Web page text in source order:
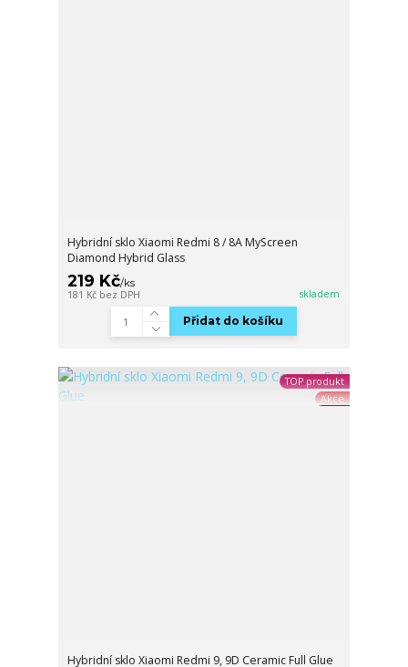
Hybridní sklo Xiaomi Redmi 8 / 8A MyScreen
Diamond Hybrid Glass
219 Kč/ks
181 Kč bez DPH skladem
Přidat do košíku
TOP produkt
Akce
Hybridní sklo Xiaomi Redmi 9, 9D Ceramic Full Glue